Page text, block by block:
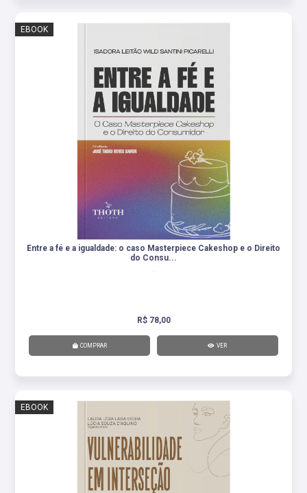
EBOOK
Entre a fé e a igualdade: o caso Masterpiece Cakeshop e o Direito
do Consu...
R$ 78,00
COMPRAR VER
EBOOK